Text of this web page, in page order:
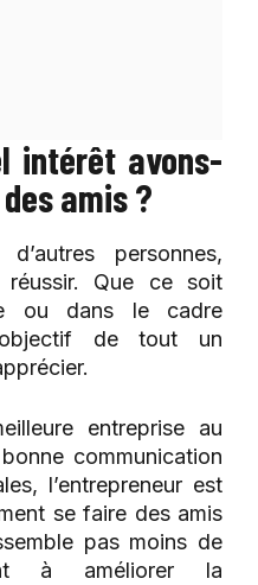
intérêt avons-
amis ?
personnes,
réussir. Que ce soit
ou dans le cadre
de tout un
entreprise au
communication
l’entrepreneur est
se faire des amis
pas moins de
à améliorer la